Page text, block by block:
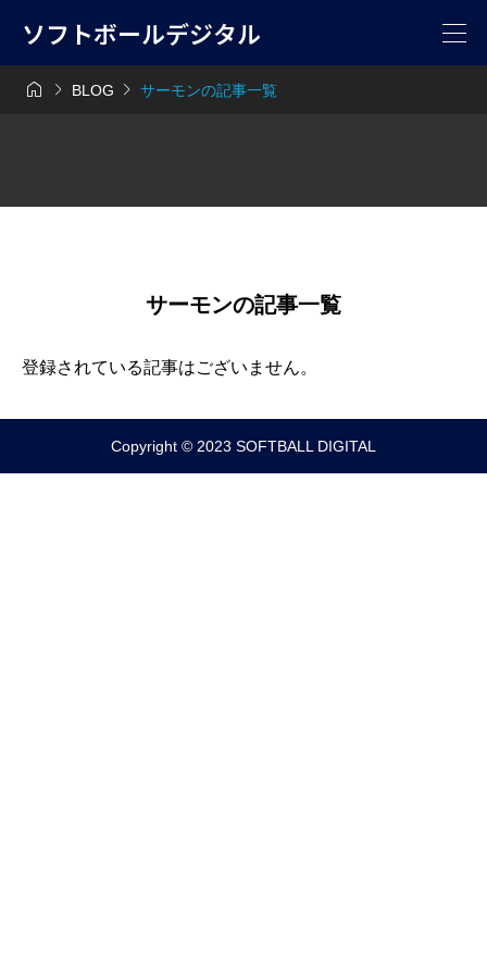
ソフトボールデジタル
  BLOG  サーモンの記事一覧
サーモンの記事一覧
登録されている記事はございません。
Copyright © 2023 SOFTBALL DIGITAL